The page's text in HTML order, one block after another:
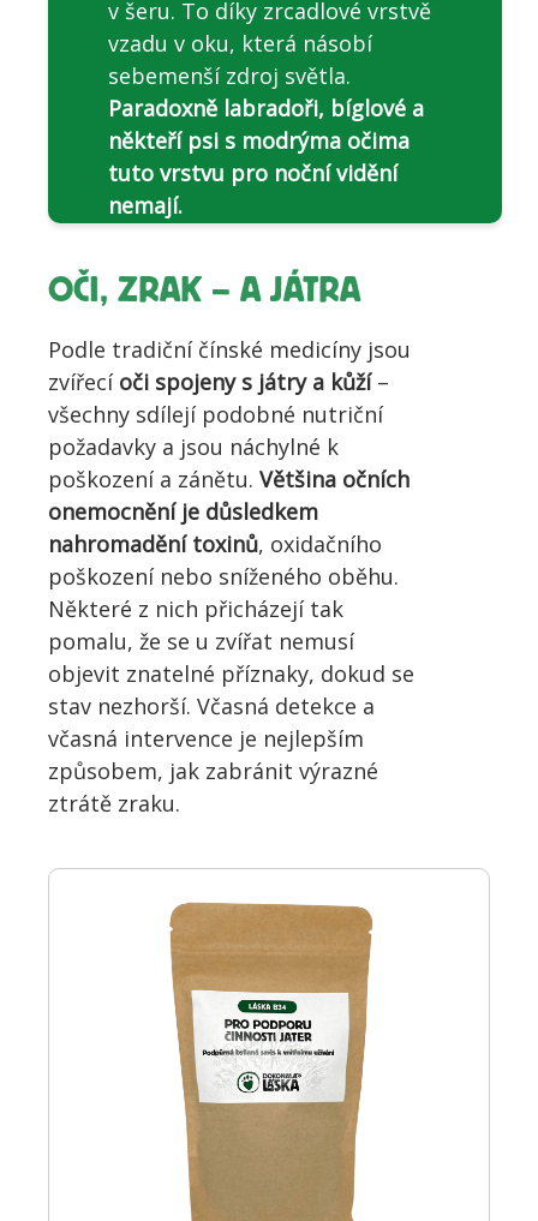
v šeru. To díky zrcadlové vrstvě
vzadu v oku, která násobí
sebemenší zdroj světla.
Paradoxně labradoři, bíglové a
někteří psi s modrýma očima
tuto vrstvu pro noční vidění
nemají.
OČI, ZRAK – A JÁTRA
Podle tradiční čínské medicíny jsou
zvířecí oči spojeny s játry a kůží–
všechny sdílejí podobné nutriční
požadavky a jsou náchylné k
poškození a zánětu. Většina očních
onemocnění je důsledkem
nahromadění toxinů, oxidačního
poškození nebo sníženého oběhu.
Některé z nich přicházejí tak
pomalu, že se u zvířat nemusí
objevit znatelné příznaky, dokud se
stav nezhorší. Včasná detekce a
včasná intervence je nejlepším
způsobem, jak zabránit výrazné
ztrátě zraku.